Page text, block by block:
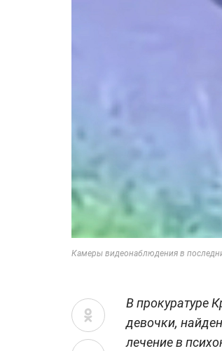
Камеры видеонаблюдения в
В прокуратуре
девочки,
лечение в